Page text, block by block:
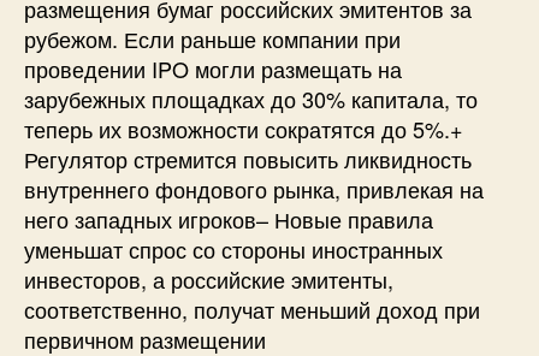
размещения бумаг российских эмитентов за
рубежом. Если раньше компании при
проведении IPO могли размещать на
зарубежных площадках до 30% капитала, то
теперь их возможности сократятся до 5%.+
Регулятор стремится повысить ликвидность
внут­реннего фондового рынка, привлекая на
него западных игроков– Новые правила
уменьшат спрос со стороны иностранных
инвесторов, а российские эмитенты,
соответственно, получат меньший доход при
первичном размещении